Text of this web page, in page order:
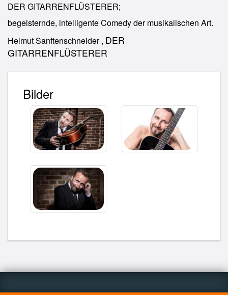
DER GITARRENFLÜSTERER;
begeisternde, intelligente Comedy der musikalischen Art.
Helmut Sanftenschneider , DER
GITARRENFLÜSTERER
Bilder